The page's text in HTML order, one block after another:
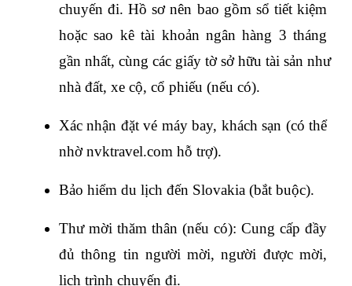
chuyến đi. Hồ sơ nên bao gồm sổ tiết kiệm
hoặc sao kê tài khoản ngân hàng 3 tháng
gần nhất, cùng các giấy tờ sở hữu tài sản như
nhà đất, xe cộ, cổ phiếu (nếu có).
Xác nhận đặt vé máy bay, khách sạn (có thể
nhờ nvktravel.com hỗ trợ).
Bảo hiểm du lịch đến Slovakia (bắt buộc).
Thư mời thăm thân (nếu có): Cung cấp đầy
đủ thông tin người mời, người được mời,
lịch trình chuyến đi.